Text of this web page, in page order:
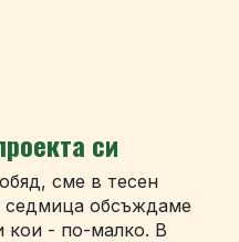
си
сме в тесен
седмица обсъждаме
кои - по-малко. В